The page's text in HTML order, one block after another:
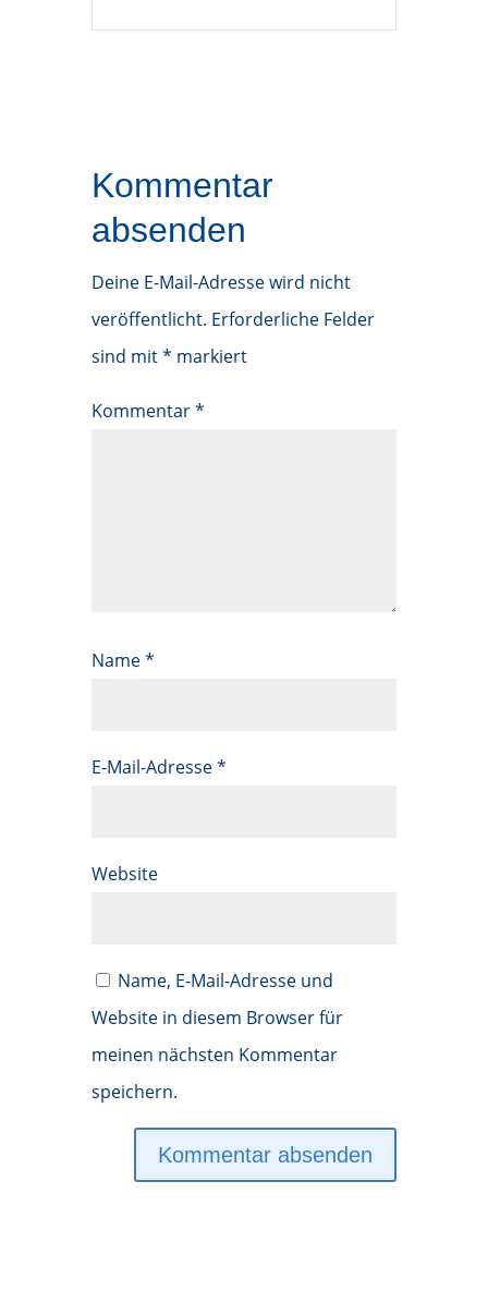
Kommentar
absenden
Deine E-Mail-Adresse wird nicht
veröffentlicht. Erforderliche Felder
sind mit* markiert
Kommentar*
Name*
E-Mail-Adresse*
Website
Name, E-Mail-Adresse und
Website in diesem Browser für
meinen nächsten Kommentar
speichern.